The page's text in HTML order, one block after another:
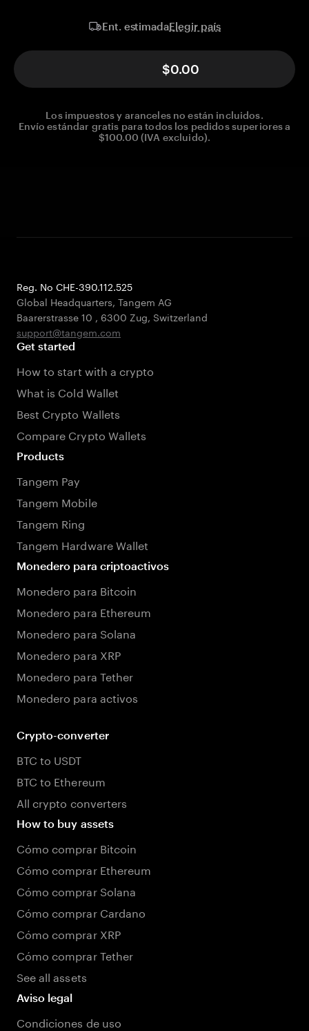
Ent. estimadaElegir país
$0.00
Los impuestos y aranceles no están incluidos.
Envío estándar gratis para todos los pedidos superiores a
$100.00 (IVA excluido).
Reg. No CHE-390.112.525
Global Headquarters, Tangem AG
Baarerstrasse 10 , 6300 Zug, Switzerland
support@tangem.com
Get started
How to start with a crypto
What is Cold Wallet
Best Crypto Wallets
Compare Crypto Wallets
Products
Tangem Pay
Tangem Mobile
Tangem Ring
Tangem Hardware Wallet
Monedero para criptoactivos
Monedero para Bitcoin
Monedero para Ethereum
Monedero para Solana
Monedero para XRP
Monedero para Tether
Monedero para activos
Crypto-converter
BTC to USDT
BTC to Ethereum
All crypto converters
How to buy assets
Cómo comprar Bitcoin
Cómo comprar Ethereum
Cómo comprar Solana
Cómo comprar Cardano
Cómo comprar XRP
Cómo comprar Tether
See all assets
Aviso legal
Condiciones de uso